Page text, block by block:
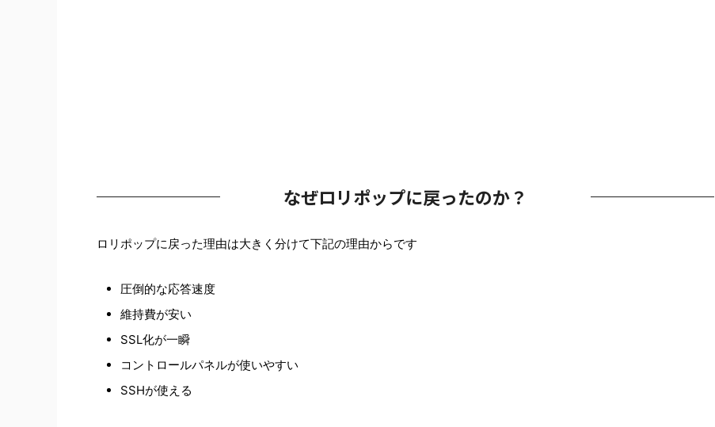
なぜロリポップに戻ったのか？
ロリポップに戻った理由は大きく分けて下記の理由からです
圧倒的な応答速度
維持費が安い
SSL化が一瞬
コントロールパネルが使いやすい
SSHが使える